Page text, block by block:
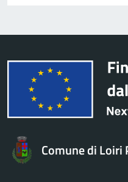
Comune di Loiri